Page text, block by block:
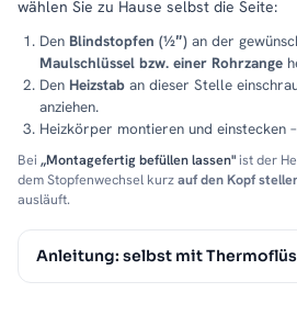
wählen Sie zu Hause selbst die Seite:
Den Blindstopfen (½″) an der
Maulschlüssel bzw. einer Rohrzange
Den Heizstab an dieser Stelle
anziehen.
Heizkörper montieren und einstecken
Bei „Montagefertig befüllen lassen"ist der
dem Stopfenwechsel kurzauf den Kopf
ausläuft.
Anleitung: selbst mit